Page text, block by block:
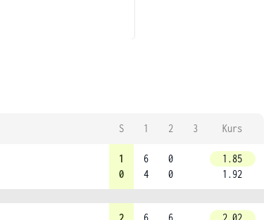
S 1 2 3 Kurs
1
0
6
4
0
0
1.85
1.92
2
6
6
2.02